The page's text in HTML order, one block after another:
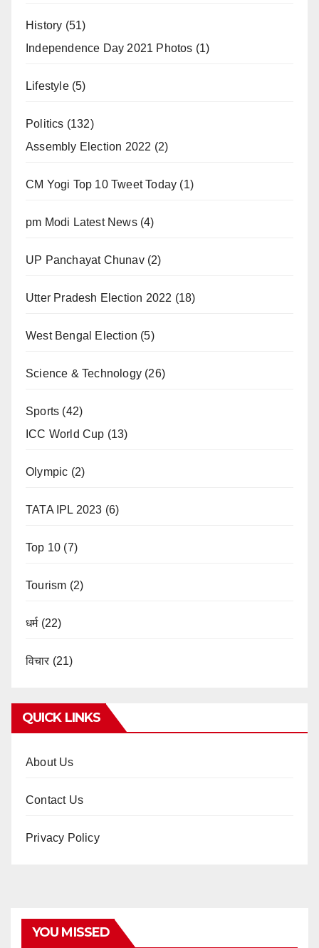
History (51)
Independence Day 2021 Photos (1)
Lifestyle(5)
Politics (132)
Assembly Election 2022 (2)
CM Yogi Top 10 Tweet Today (1)
pm Modi Latest News(4)
UP Panchayat Chunav(2)
Utter Pradesh Election 2022 (18)
West Bengal Election (5)
Science & Technology (26)
Sports (42)
ICC World Cup (13)
Olympic (2)
TATA IPL 2023 (6)
Top 10 (7)
Tourism (2)
धर्म(22)
विचार (21)
QUICK LINKS
About Us
Contact Us
Privacy Policy
YOU MISSED